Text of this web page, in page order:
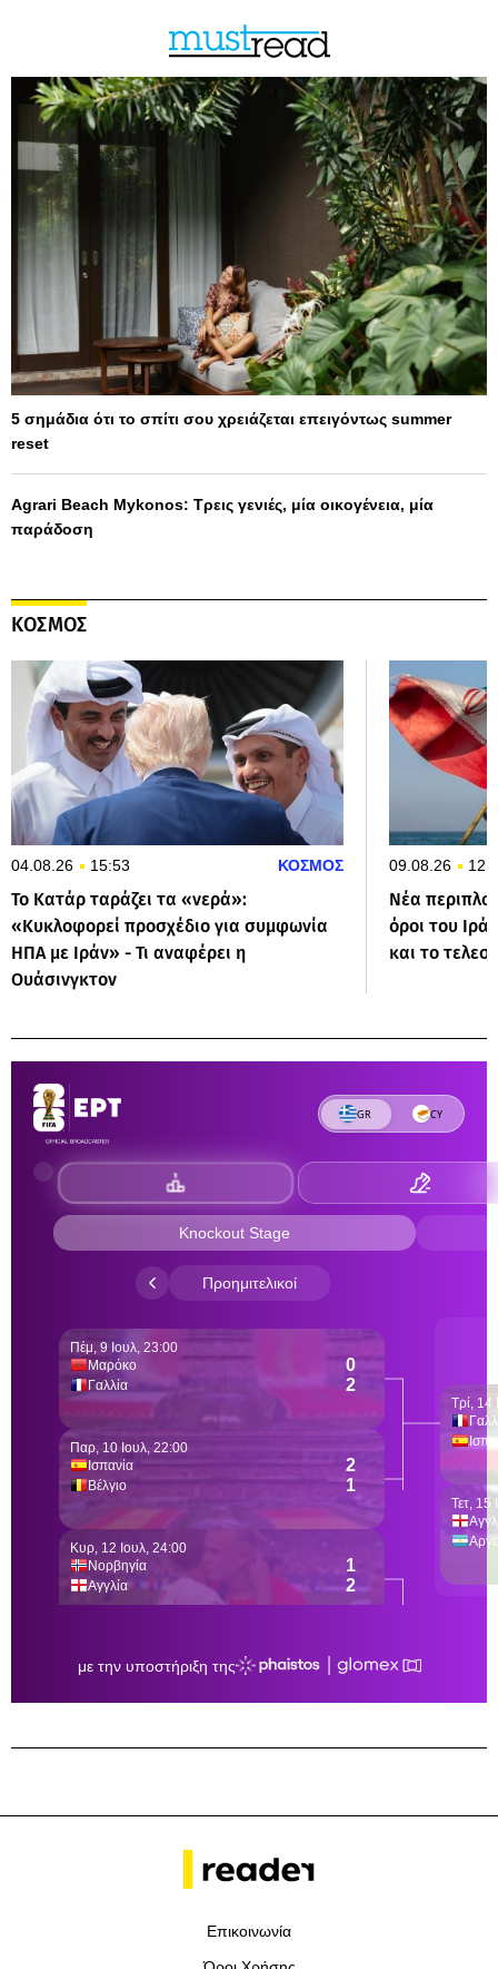
5 σημάδια ότι το σπίτι σου χρειάζεται επειγόντως summer
reset
Agrari Beach Mykonos: Τρεις γενιές, μία οικογένεια, μία
παράδοση
ΚΟΣΜΟΣ
04.08.26 15:53 ΚΟΣΜΟΣ
Το Κατάρ ταράζει τα «νερά»:
«Κυκλοφορεί προσχέδιο για συμφωνία
ΗΠΑ με Ιράν» - Τι αναφέρει η
Ουάσινγκτον
09.08.26
Νέα
όροι του
και το
Επικοινωνία